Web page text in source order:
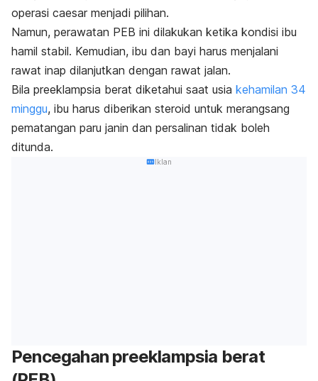
operasi caesar menjadi pilihan.
Namun, perawatan PEB ini dilakukan ketika kondisi ibu
hamil stabil. Kemudian, ibu dan bayi harus menjalani
rawat inap dilanjutkan dengan rawat jalan.
Bila preeklampsia berat diketahui saat usia kehamilan 34
minggu, ibu harus diberikan steroid untuk merangsang
pematangan paru janin dan persalinan tidak boleh
ditunda.
Iklan
Pencegahan preeklampsia berat